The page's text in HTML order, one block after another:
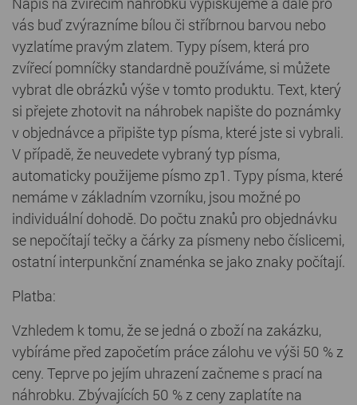
vás buď zvýrazníme bílou či stříbrnou barvou nebo
vyzlatíme pravým zlatem. Typy písem, která pro
zvířecí pomníčky standardně používáme, si můžete
vybrat dle obrázků výše v tomto produktu. Text, který
si přejete zhotovit na náhrobek napište do poznámky
v objednávce a připište typ písma, které jste si vybrali.
V případě, že neuvedete vybraný typ písma,
automaticky použijeme písmo zp1. Typy písma, které
nemáme v základním vzorníku, jsou možné po
individuální dohodě. Do počtu znaků pro objednávku
se nepočítají tečky a čárky za písmeny nebo číslicemi,
ostatní interpunkční znaménka se jako znaky počítají.
Platba:
Vzhledem k tomu, že se jedná o zboží na zakázku,
vybíráme před započetím práce zálohu ve výši 50 % z
ceny. Teprve po jejím uhrazení začneme s prací na
náhrobku. Zbývajících 50 % z ceny zaplatíte na